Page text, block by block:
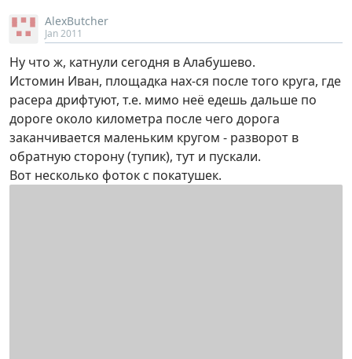
AlexButcher
Jan 2011
Ну что ж, катнули сегодня в Алабушево.
Истомин Иван, площадка нах-ся после того круга, где
расера дрифтуют, т.е. мимо неё едешь дальше по
дороге около километра после чего дорога
заканчивается маленьким кругом - разворот в
обратную сторону (тупик), тут и пускали.
Вот несколько фоток с покатушек.